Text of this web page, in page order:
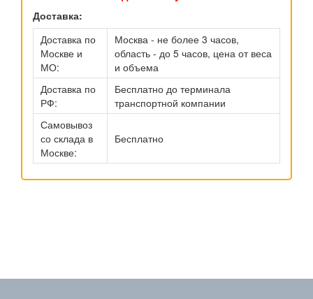
Доставка:
Доставка по
Москве и
МО:
Москва - не более 3 часов,
область - до 5 часов, цена от веса
и объема
Доставка по
РФ:
Бесплатно до терминала
транспортной компании
Самовывоз
со склада в
Москве:
Бесплатно